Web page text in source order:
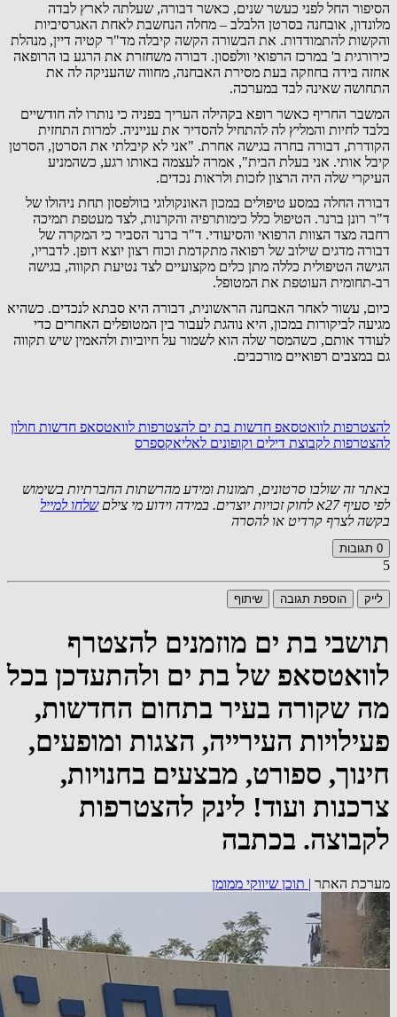
הסיפור החל לפני כעשר שנים, כאשר דבורה, שעלתה לארץ לבדה
מלונדון, אובחנה בסרטן הלבלב – מחלה הנחשבת לאחת האגרסיביות
והקשות להתמודדות. את הבשורה הקשה קיבלה מד"ר קטיה דיין, מנהלת
כירורגית ב' במרכז הרפואי וולפסון. דבורה משחזרת את הרגע בו הרופאה
אחזה בידה בחוזקה בעת מסירת האבחנה, מחווה שהעניקה לה את
התחושה שאינה לבד במערכה.
המשבר החריף כאשר רופא בקהילה העריך בפניה כי נותרו לה חודשיים
בלבד לחיות והמליץ לה להתחיל להסדיר את ענייניה. למרות התחזית
הקודרת, דבורה בחרה בגישה אחרת. "אני לא קיבלתי את הסרטן, הסרטן
קיבל אותי. אני בעלת הבית", אמרה לעצמה באותו רגע, כשהמניע
העיקרי שלה היה הרצון לזכות ולראות נכדים.
דבורה החלה במסע טיפולים במכון האונקולוגי בוולפסון תחת ניהולו של
ד"ר רונן ברנר. הטיפול כלל כימותרפיה והקרנות, לצד מעטפת תמיכה
רחבה מצד הצוות הרפואי והסיעודי. ד"ר ברנר הסביר כי המקרה של
דבורה מדגים שילוב של רפואה מתקדמת וכוח רצון יוצא דופן. לדבריו,
הגישה הטיפולית כללה מתן כלים מקצועיים לצד נטיעת תקווה, בגישה
רב-תחומית העוטפת את המטופל.
כיום, עשור לאחר האבחנה הראשונית, דבורה היא סבתא לנכדים. כשהיא
מגיעה לביקורות במכון, היא נוהגת לעבור בין המטופלים האחרים כדי
לעודד אותם, כשהמסר שלה הוא לשמור על חיוביות ולהאמין שיש תקווה
גם במצבים רפואיים מורכבים.
להצטרפות לוואטסאפ חדשות בת ים להצטרפות לוואטסאפ חדשות חולון
להצטרפות לקבוצת דילים וקופונים לאליאקספרס
באתר זה שולבו סרטונים, תמונות ומידע מהרשתות החברתיות בשימוש
לפי סעיף 27א לחוק זכויות יוצרים. במידה וידוע מי צילם
שלחו למייל
בקשה לצרף קרדיט או להסרה
0 תגובות
5
לייק הוספת תגובה שיתוף
תושבי בת ים מוזמנים להצטרף
לוואטסאפ של בת ים ולהתעדכן בכל
מה שקורה בעיר בתחום החדשות,
פעילויות העירייה, הצגות ומופעים,
חינוך, ספורט, מבצעים בחנויות,
צרכנות ועוד! לינק להצטרפות
לקבוצה. בכתבה
מערכת האתר | תוכן שיווקי ממומן